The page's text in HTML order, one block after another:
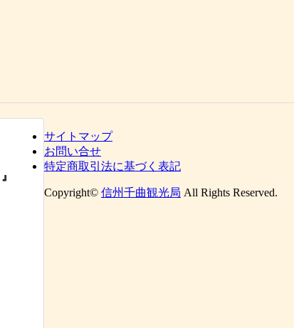
』
サイトマップ
お問い合せ
特定商取引法に基づく表記
Copyright© 信州千曲観光局 All Rights Reserved.